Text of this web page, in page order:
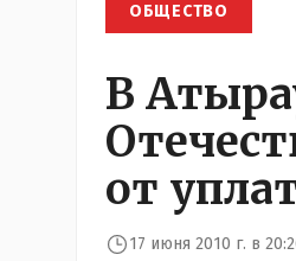
ОБЩЕСТВО
В
от
17 июня 2010 г. в